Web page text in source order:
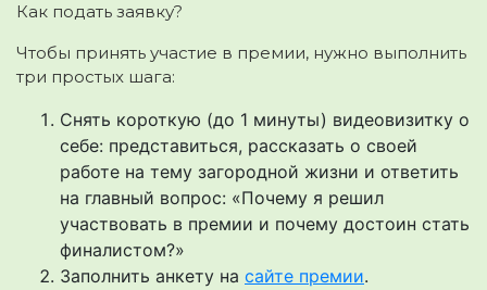
Как подать заявку?
Чтобы принять участие в премии, нужно выполнить
три простых шага:
Снять короткую (до 1 минуты) видеовизитку о
себе: представиться, рассказать о своей
работе на тему загородной жизни и ответить
на главный вопрос: «Почему я решил
участвовать в премии и почему достоин стать
финалистом?»
Заполнить анкету на сайте премии.